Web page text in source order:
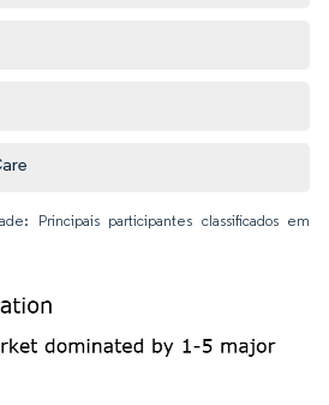
Principais participantes classificados em